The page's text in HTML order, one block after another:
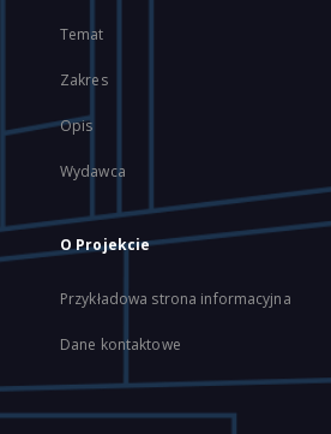
Temat
Zakres
Opis
Wydawca
O Projekcie
Przykładowa strona informacyjna
Dane kontaktowe